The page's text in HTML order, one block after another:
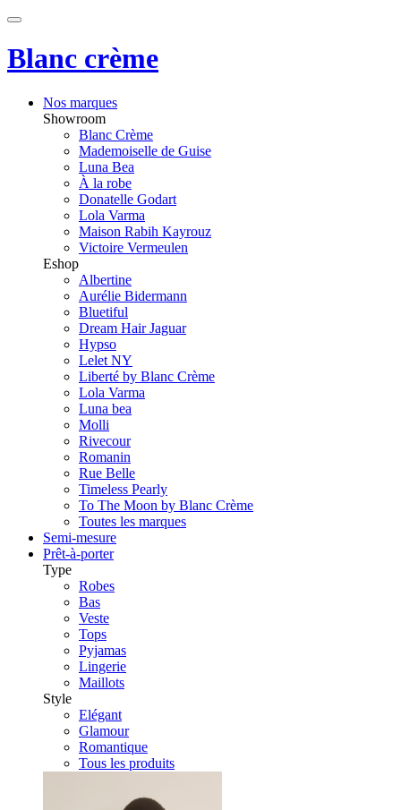
Blanc crème
Nos marques
Showroom
Blanc Crème
Mademoiselle de Guise
Luna Bea
À la robe
Donatelle Godart
Lola Varma
Maison Rabih Kayrouz
Victoire Vermeulen
Eshop
Albertine
Aurélie Bidermann
Bluetiful
Dream Hair Jaguar
Hypso
Lelet NY
Liberté by Blanc Crème
Lola Varma
Luna bea
Molli
Rivecour
Romanin
Rue Belle
Timeless Pearly
To The Moon by Blanc Crème
Toutes les marques
Semi-mesure
Prêt-à-porter
Type
Robes
Bas
Veste
Tops
Pyjamas
Lingerie
Maillots
Style
Elégant
Glamour
Romantique
Tous les produits